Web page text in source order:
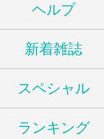
ヘルプ
新着雑誌
スペシャル
ランキング